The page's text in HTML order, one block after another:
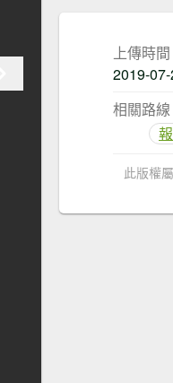
上傳時間
2019-
相關路線
此版權